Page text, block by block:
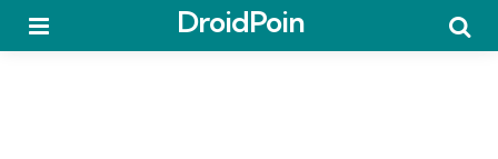
DroidPoin